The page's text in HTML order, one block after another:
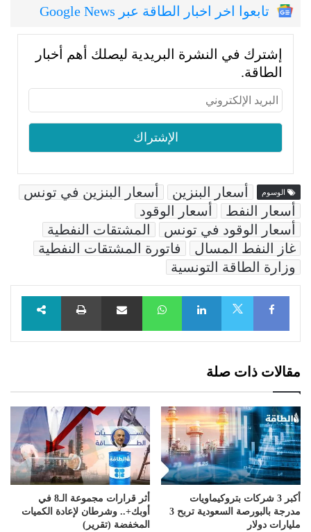
تابعوا اخر اخبار الطاقة عبر Google News
إشترك في النشرة البريدية ليصلك أهم أخبار
الطاقة.
الوسوم أسعار البنزين
أسعار البنزين في تونس
أسعار النفط
أسعار الوقود
أسعار الوقود في تونس
المشتقات النفطية
غاز النفط المسال
فاتورة المشتقات النفطية
وزارة الطاقة التونسية
Facebook
LinkedIn
WhatsAppمشاركة عبر البريد طباعة
مقالات ذات صلة
أكبر 3 شركات بتروكيماويات
مدرجة بالبورصة السعودية تربح 3
مليارات دولار
أثر قرارات مجموعة الـ8 في
أوبك+.. وشرطان لإعادة الكميات
المخفضة (تقرير)